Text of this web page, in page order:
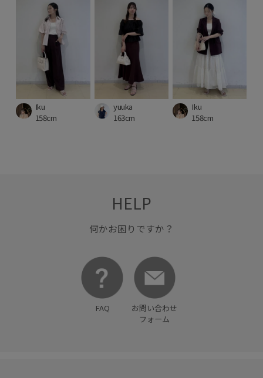
Iku
158cm
yuuka
163cm
Iku
158cm
HELP
何かお困りですか？
FAQ
お問い合わせ
フォーム